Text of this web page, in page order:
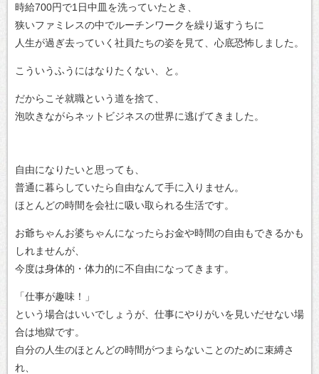
時給700円で1日中皿を洗っていたとき、
狭いファミレスの中でルーチンワークを繰り返すうちに
人生が過ぎ去っていく社員たちの姿を見て、心底恐怖しました。
こういうふうにはなりたくない、と。
だからこそ就職という道を捨て、
泡吹きながらネットビジネスの世界に逃げてきました。
自由になりたいと思っても、
普通に暮らしていたら自由なんて手に入りません。
ほとんどの時間を会社に吸い取られる生活です。
お爺ちゃんお婆ちゃんになったらお金や時間の自由もできるかも
しれませんが、
今度は身体的・体力的に不自由になってきます。
「仕事が趣味！」
という場合はいいでしょうが、仕事にやりがいを見いだせない場
合は地獄です。
自分の人生のほとんどの時間がつまらないことのために束縛さ
れ、